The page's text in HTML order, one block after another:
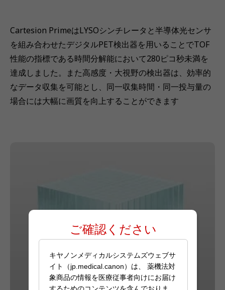
Cartesion PrimeはLYSOシンチレータと半導体光センサ
を組み合わせたデジタルPET検出器を用いることでTOF
性能の指標である時間分解能において280ピコ秒未満を
達成しました。また高感度・大視野の検出器は、効率的
なデータ収集を可能とし、同一収集時間・同一投与量の
場合には大幅に画質を向上することができます
ご確認ください
キヤノンメディカルシステムズウェブサ
イト（jp.medical.canon）は、 薬機法対
象商品の情報を医療従事者向けにお届け
するためのコンテンツを含んでおりま